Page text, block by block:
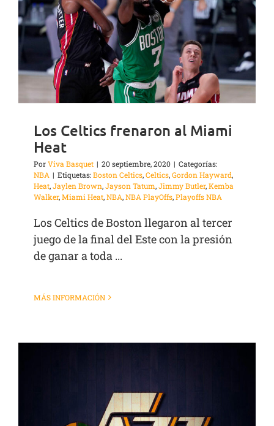
Los Celtics frenaron al Miami
Heat
PorViva Basquet | 20 septiembre, 2020 | Categorías:
NBA | Etiquetas:Boston Celtics,Celtics,Gordon Hayward,
Heat,Jaylen Brown,Jayson Tatum,Jimmy Butler,Kemba
Walker,Miami Heat,NBA,NBA PlayOffs,Playoffs NBA
Los Celtics de Boston llegaron al tercer
juego de la final del Este con la presión
de ganar a toda ...
MÁS INFORMACIÓN